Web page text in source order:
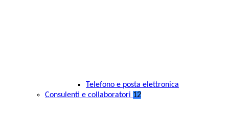
Telefono e posta elettronica
Consulenti e collaboratori 12